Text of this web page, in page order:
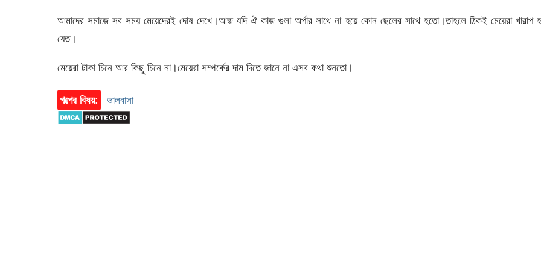
আমাদের সমাজে সব সময় মেয়েদেরই দোষ দেখে।আজ যদি ঐ কাজ গুলা অর্পার সাথে না হয়ে কোন ছেলের সাথে হতো।তাহলে ঠিকই মেয়েরা খারাপ
যেত।
মেয়েরা টাকা চিনে আর কিছু চিনে না।মেয়েরা সম্পর্কের দাম দিতে জানে না এসব কথা শুনতো।
গল্পের বিষয়: ভালবাসা